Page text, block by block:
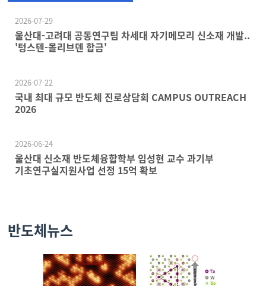
2026-07-29
울산대-고려대 공동연구팀 차세대 자기메모리 신소재 개발..
'텅스텐-몰리브덴 합금'
2026-07-22
국내 최대 규모 반도체 진로상담회 CAMPUS OUTREACH
2026
2026-06-24
울산대 신소재 반도체융합학부 임성현 교수 과기부
기초연구실지원사업 선정 15억 확보
반도체뉴스